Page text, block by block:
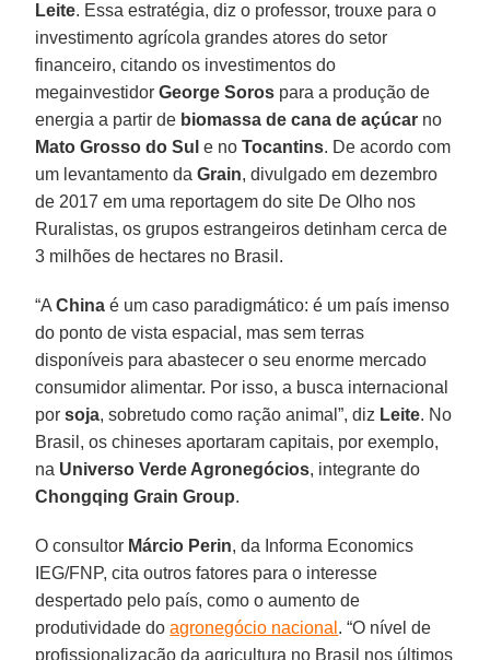
Leite. Essa estratégia, diz o professor, trouxe para o
investimento agrícola grandes atores do setor
financeiro, citando os investimentos do
megainvestidorGeorge Soros para a produção de
energia a partir de biomassa de cana de açúcar no
Mato Grosso do Sul e noTocantins. De acordo com
um levantamento daGrain, divulgado em dezembro
de 2017 em uma reportagem do site De Olho nos
Ruralistas, os grupos estrangeiros detinham cerca de
3 milhões de hectares no Brasil.
“AChina é um caso paradigmático: é um país imenso
do ponto de vista espacial, mas sem terras
disponíveis para abastecer o seu enorme mercado
consumidor alimentar. Por isso, a busca internacional
porsoja, sobretudo como ração animal”, diz Leite. No
Brasil, os chineses aportaram capitais, por exemplo,
na Universo Verde Agronegócios, integrante do
Chongqing Grain Group.
O consultor Márcio Perin, da Informa Economics
IEG/FNP, cita outros fatores para o interesse
despertado pelo país, como o aumento de
produtividade doagronegócio nacional . “O nível de
profissionalização da agricultura no Brasil nos últimos